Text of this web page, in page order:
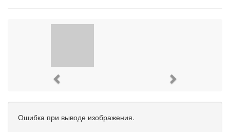
Ошибка при выводе изображения.